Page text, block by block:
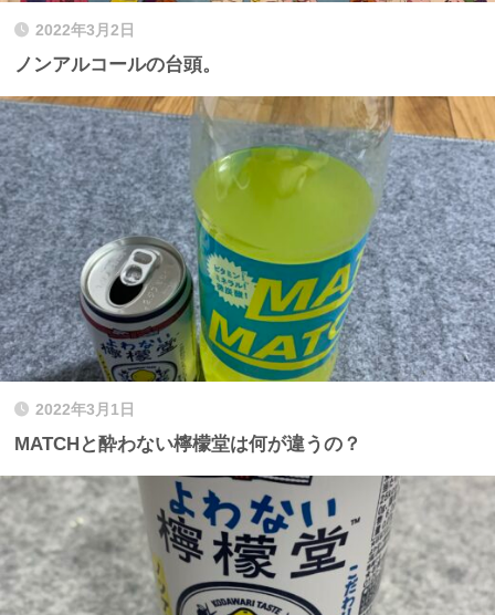
2022年3月2日
ノンアルコールの台頭。
2022年3月1日
MATCHと酔わない檸檬堂は何が違うの？